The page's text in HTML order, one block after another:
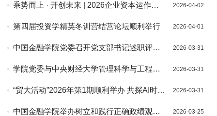
乘势而上 · 开创未来 | 2026企业资本运作与
2026-04-02
第四届投资学精英冬训营结营论坛顺利举行 2026-04-01
中国金融学院党委召开党支部书记述职评议
2026-03-31
学院党委与中央财经大学管理科学与工程学
2026-03-31
“贸大活动”2026年第1期顺利举办 共探AI时代
2026-03-31
中国金融学院举办树立和践行正确政绩观学
2026-03-25